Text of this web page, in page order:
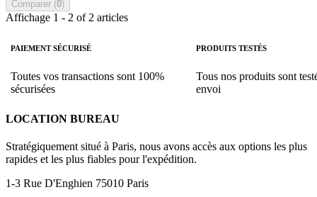
Comparer (0)
Affichage 1 - 2 of 2 articles
PAIEMENT SÉCURISÉ
Toutes vos transactions sont 100%
sécurisées
PRODUITS TESTÉS
Tous nos produits sont
envoi
LOCATION BUREAU
Stratégiquement situé à Paris, nous avons accès aux options les plus
rapides et les plus fiables pour l'expédition.
1-3 Rue D'Enghien 75010 Paris